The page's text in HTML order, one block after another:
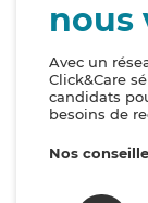
nous
Avec un
Click&Care
candidats
besoins de
Nos